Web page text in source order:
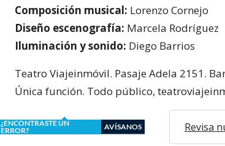
Composición musical: Lorenzo Cornejo
Diseño escenografía: Marcela Rodríguez
Iluminación y sonido: Diego Barrios
Teatro Viajeinmóvil. Pasaje Adela 2151.
Única función. Todo público,
¿ENCONTRASTE UN
ERROR?
AVÍSANOS Revisa